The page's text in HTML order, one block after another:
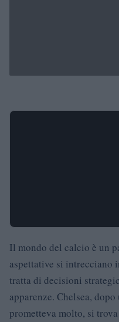
Il mondo del calcio è un
aspettative si intrecciano
tratta di decisioni
apparenze. Chelsea,
prometteva molto, si